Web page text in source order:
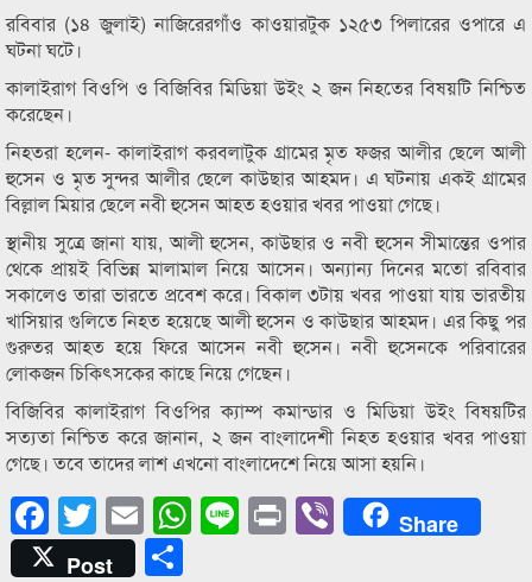
রবিবার (১৪ জুলাই) নাজিরেরগাঁও কাওয়ারটুক ১২৫৩ পিলারের ওপারে এ
ঘটনা ঘটে।
কালাইরাগ বিওপি ও বিজিবির মিডিয়া উইং ২ জন নিহতের বিষয়টি নিশ্চিত
করেছেন।
নিহতরা হলেন- কালাইরাগ করবলাটুক গ্রামের মৃত ফজর আলীর ছেলে আলী
হুসেন ও মৃত সুন্দর আলীর ছেলে কাউছার আহমদ। এ ঘটনায় একই গ্রামের
বিল্লাল মিয়ার ছেলে নবী হুসেন আহত হওয়ার খবর পাওয়া গেছে।
স্থানীয় সুত্রে জানা যায়, আলী হুসেন, কাউছার ও নবী হুসেন সীমান্তের ওপার
থেকে প্রায়ই বিভিন্ন মালামাল নিয়ে আসেন। অন্যান্য দিনের মতো রবিবার
সকালেও তারা ভারতে প্রবেশ করে। বিকাল ৩টায় খবর পাওয়া যায় ভারতীয়
খাসিয়ার গুলিতে নিহত হয়েছে আলী হুসেন ও কাউছার আহমদ। এর কিছু পর
গুরুতর আহত হয়ে ফিরে আসেন নবী হুসেন। নবী হুসেনকে পরিবারের
লোকজন চিকিৎসকের কাছে নিয়ে গেছেন।
বিজিবির কালাইরাগ বিওপির ক্যাম্প কমান্ডার ও মিডিয়া উইং বিষয়টির
সত্যতা নিশ্চিত করে জানান, ২ জন বাংলাদেশী নিহত হওয়ার খবর পাওয়া
গেছে। তবে তাদের লাশ এখনো বাংলাদেশে নিয়ে আসা হয়নি।
Facebook
Twitter
EmailWhatsApp
LinePrintViberShare
Post